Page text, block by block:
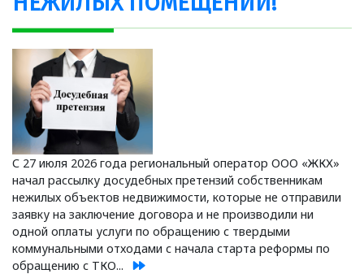
С 27 июля 2026 года региональный оператор ООО «ЖКХ»
начал рассылку досудебных претензий собственникам
нежилых объектов недвижимости, которые не отправили
заявку на заключение договора и не производили ни
одной оплаты услуги по обращению с твердыми
коммунальными отходами с начала старта реформы по
обращению с ТКО...